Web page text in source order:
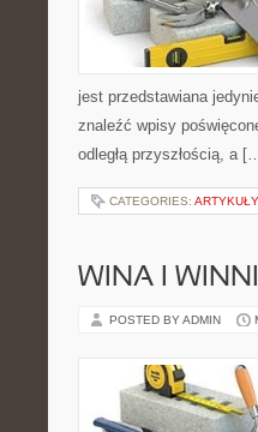
jest przedstawiana
znaleźć wpisy
odległą przyszłością, a
CATEGORIES:
WINA I
POSTED BY ADMIN